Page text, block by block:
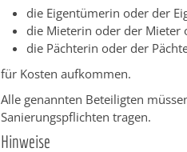
die Eigentümerin oder der
die Mieterin oder der Mieter
die Pächterin oder der
für Kosten aufkommen.
Alle genannten Beteiligten
Sanierungspflichten tragen.
Hinweise